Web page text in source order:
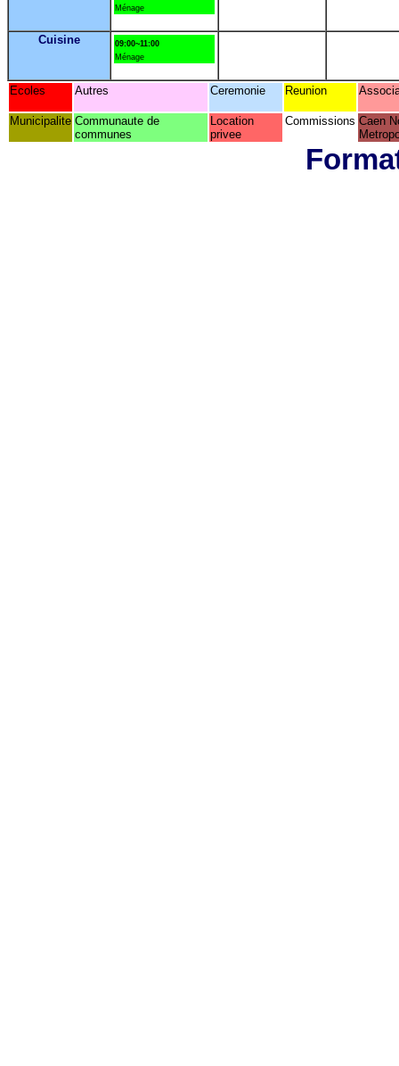
Ménage
Cuisine
09:00~11:00
Ménage
Ecoles Autres Ceremonie Reunion
Municipalite Communaute de
communes
Location
privee
Commissions Caen